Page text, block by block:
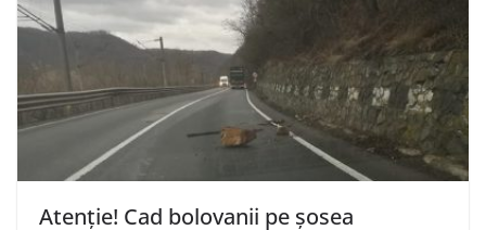
Atenție! Cad bolovanii pe șosea